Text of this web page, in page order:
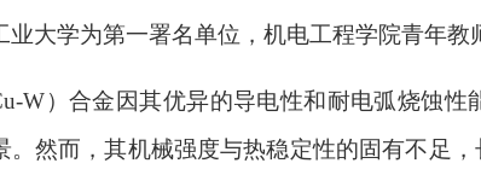
业大学为第一署名单位，机电工程学院青年教
W）合金因其优异的导电性和耐电弧烧蚀
。然而，其机械强度与热稳定性的固有不足